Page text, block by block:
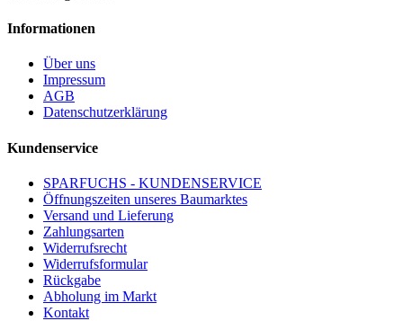
Informationen
Über uns
Impressum
AGB
Datenschutzerklärung
Kundenservice
SPARFUCHS - KUNDENSERVICE
Öffnungszeiten unseres Baumarktes
Versand und Lieferung
Zahlungsarten
Widerrufsrecht
Widerrufsformular
Rückgabe
Abholung im Markt
Kontakt